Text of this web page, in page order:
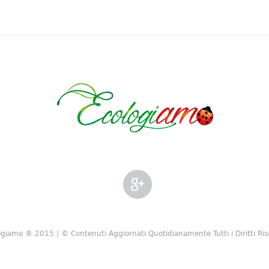
® 2015 | © Contenuti Aggiornati Quotidianamente Tutti i Diritti